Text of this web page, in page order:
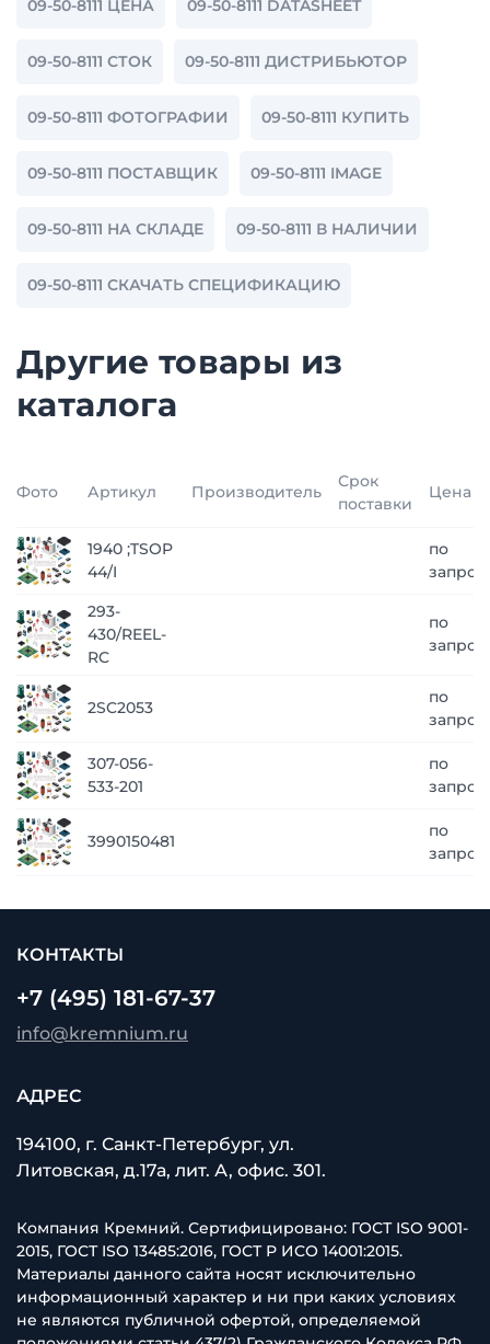
09-50-8111 ЦЕНА 09-50-8111 DATASHEET
09-50-8111 СТОК 09-50-8111 ДИСТРИБЬЮТОР
09-50-8111 ФОТОГРАФИИ 09-50-8111 КУПИТЬ
09-50-8111 ПОСТАВЩИК 09-50-8111 IMAGE
09-50-8111 НА СКЛАДЕ 09-50-8111 В НАЛИЧИИ
09-50-8111 СКАЧАТЬ СПЕЦИФИКАЦИЮ
Другие товары из
каталога
Фото Артикул Производитель
Срок
поставки
Цена
1940 ;TSOP
44/I
по
293-
430/REEL-
RC
по
2SC2053
по
307-056-
533-201
по
3990150481
по
КОНТАКТЫ
+7 (495) 181-67-37
info@kremnium.ru
АДРЕС
194100, г. Санкт-Петербург, ул.
Литовская, д.17а, лит. А, офис. 301.
Компания Кремний. Сертифицировано: ГОСТ ISO 9001-
2015, ГОСТ ISO 13485:2016, ГОСТ Р ИСО 14001:2015.
Материалы данного сайта носят исключительно
информационный характер и ни при каких условиях
не являются публичной офертой, определяемой